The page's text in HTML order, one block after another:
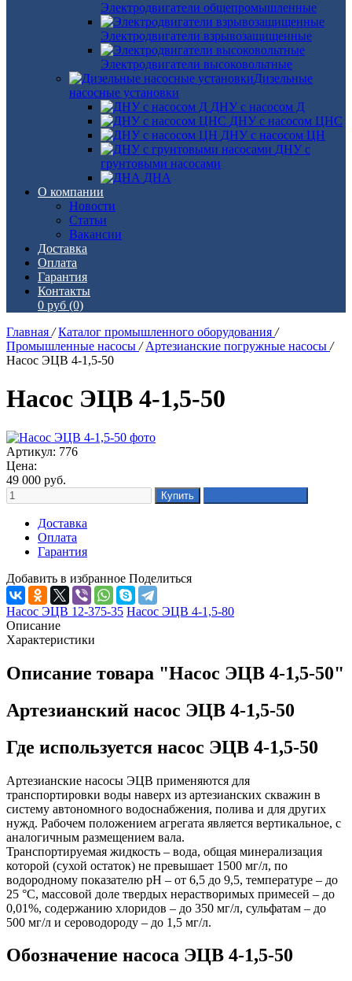
Электродвигатели общепромышленные
Электродвигатели взрывозащищенные
Электродвигатели высоковольтные
Дизельные
насосные установки
ДНУ с насосом Д
ДНУ с насосом ЦНС
ДНУ с насосом ЦН
ДНУ с
грунтовыми насосами
ДНА
О компании
Новости
Статьи
Вакансии
Доставка
Оплата
Гарантия
Контакты
0 руб (0)
Главная / Каталог промышленного оборудования /
Промышленные насосы / Артезианские погружные насосы /
Насос ЭЦВ 4-1,5-50
Насос ЭЦВ 4-1,5-50
Артикул: 776
Цена:
49 000 руб.
Доставка
Оплата
Гарантия
Добавить в избранное Поделиться
Насос ЭЦВ 12-375-35 Насос ЭЦВ 4-1,5-80
Описание
Характеристики
Описание товара "Насос ЭЦВ 4-1,5-50"
Артезианский насос ЭЦВ 4-1,5-50
Где используется насос ЭЦВ 4-1,5-50
Артезианские насосы ЭЦВ применяются для
транспортировки воды наверх из артезианских скважин в
систему автономного водоснабжения, полива и для других
нужд. Рабочем положением агрегата является вертикальное, с
аналогичным размещением вала.
Транспортируемая жидкость – вода, общая минерализация
которой (сухой остаток) не превышает 1500 мг/л, по
водородному показателю рН – от 6,5 до 9,5, температуре – до
25 °С, массовой доле твердых нерастворимых примесей – до
0,01%, содержанию хлоридов – до 350 мг/л, сульфатам – до
500 мг/л и сероводороду – до 1,5 мг/л.
Обозначение насоса ЭЦВ 4-1,5-50